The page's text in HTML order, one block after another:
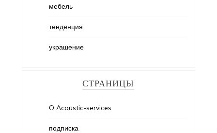
мебель
тенденция
украшение
СТРАНИЦЫ
O Acoustic-services
подписка